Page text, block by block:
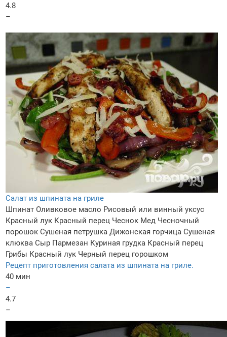
4.8
–
Салат из шпината на гриле
Шпинат Оливковое масло Рисовый или винный уксус
Красный лук Красный перец Чеснок Мед Чесночный
порошок Сушеная петрушка Дижонская горчица Сушеная
клюква Сыр Пармезан Куриная грудка Красный перец
Грибы Красный лук Черный перец горошком
Рецепт приготовления салата из шпината на гриле.
40 мин
–
4.7
–